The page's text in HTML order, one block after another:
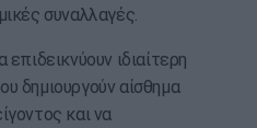
συναλλαγές.
ιδιαίτερη
δημιουργούν αίσθημα
και να